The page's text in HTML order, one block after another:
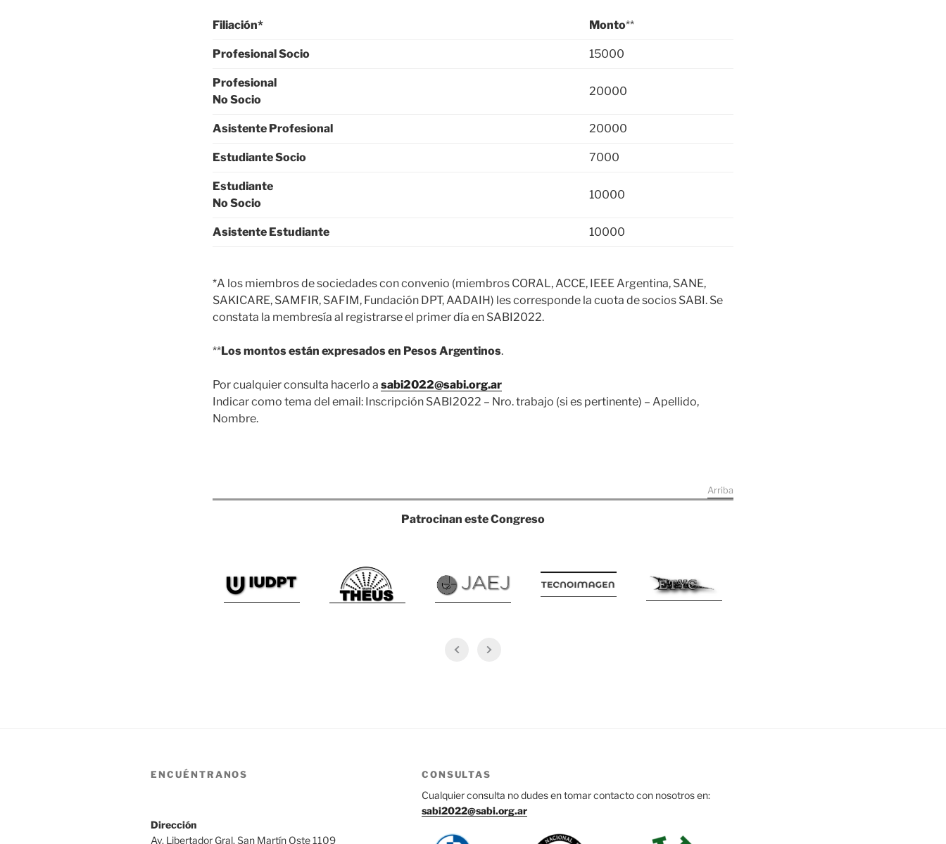
Filiación* Monto**
Profesional Socio 15000
Profesional
No Socio
20000
Asistente Profesional 20000
Estudiante Socio 7000
Estudiante
No Socio
10000
Asistente Estudiante 10000
*A los miembros de sociedades con convenio (miembros CORAL, ACCE, IEEE Argentina, SANE,
SAKICARE, SAMFIR, SAFIM, Fundación DPT, AADAIH) les corresponde la cuota de socios SABI. Se
constata la membresía al registrarse el primer día en SABI2022.
**Los montos están expresados en Pesos Argentinos.
Por cualquier consulta hacerlo a sabi2022@sabi.org.ar
Indicar como tema del email: Inscripción SABI2022 – Nro. trabajo (si es pertinente) – Apellido,
Nombre.
Arriba
Patrocinan este Congreso
ENCUÉNTRANOS
Dirección
Av. Libertador Gral. San Martín Oste 1109
CONSULTAS
Cualquier consulta no dudes en tomar contacto con nosotros en:
sabi2022@sabi.org.ar